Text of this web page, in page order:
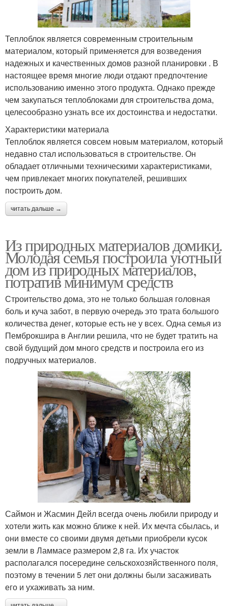
Теплоблок является современным строительным
материалом, который применяется для возведения
надежных и качественных домов разной планировки . В
настоящее время многие люди отдают предпочтение
использованию именно этого продукта. Однако прежде
чем закупаться теплоблоками для строительства дома,
целесообразно узнать все их достоинства и недостатки.
Характеристики материала
Теплоблок является совсем новым материалом, который
недавно стал использоваться в строительстве. Он
обладает отличными техническими характеристиками,
чем привлекает многих покупателей, решивших
построить дом.
читать дальше →
Из природных материалов домики.
Молодая семья построила уютный
дом из природных материалов,
потратив минимум средств
Строительство дома, это не только большая головная
боль и куча забот, в первую очередь это трата большого
количества денег, которые есть не у всех. Одна семья из
Пемброкшира в Англии решила, что не будет тратить на
свой будущий дом много средств и построила его из
подручных материалов.
Саймон и Жасмин Дейл всегда очень любили природу и
хотели жить как можно ближе к ней. Их мечта сбылась, и
они вместе со своими двумя детьми приобрели кусок
земли в Ламмасе размером 2,8 га. Их участок
располагался посередине сельскохозяйственного поля,
поэтому в течении 5 лет они должны были засаживать
его и ухаживать за ним.